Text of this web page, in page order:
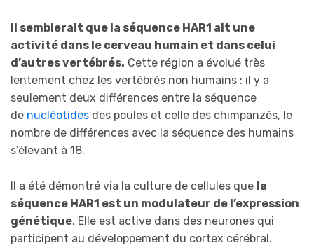
Il semblerait que la séquence HAR1 ait une
activité dans le cerveau humain et dans celui
d’autres vertébrés. Cette région a évolué très
lentement chez les vertébrés non humains : il y a
seulement deux différences entre la séquence
de nucléotides des poules et celle des chimpanzés, le
nombre de différences avec la séquence des humains
s’élevant à 18.
Il a été démontré via la culture de cellules que la
séquence HAR1 est un modulateur de l’expression
génétique. Elle est active dans des neurones qui
participent au développement du cortex cérébral.